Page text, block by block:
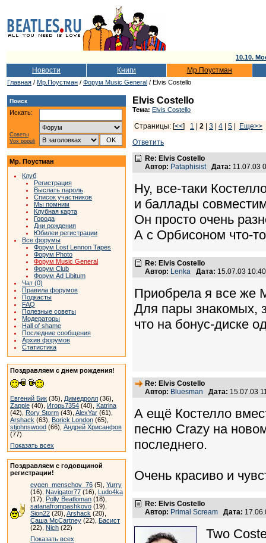
10.10.
Новости Книги Мр.Поустман
Главная / Мр.Поустман / Форум Music General / Elvis Costello
Поиск
Искать:
Советы
Vox populi
Мр. Поустман
Клуб
Регистрация
Выслать пароль
Список участников
Мы помним
Клубная карта
Города
Дни рождения
Юбилеи регистрации
Все форумы
Форум Lost Lennon Tapes
Форум Photo
Форум Music General
Форум Club
Форум Ad Libitum
Чат (0)
Правила форумов
Подкасты
FAQ
Полезные советы
Модераторы
Hall of shame
Последние сообщения
Архив форумов
Статистика
Поздравляем с днем рождения!
Евгений Бик (35), Димедролл (36),
Zapple (40), Игорь7354 (40), Katrina
(42), Rory Storm (43), AlexYar (61),
Arshack (63), Borick London (65),
stjohnswood (66), Андрей Хрисанфов
(77)
Показать всех
Поздравляем с годовщиной
регистрации!
evgen_menschov_76 (5), Yurry
(16), Navigator77 (16), Ludo4ka
(17), Polly Beatloman (18),
satanafrompashkovo (19),
Sion22 (20), Arshack (20),
Саша McCartney (22), Басист
(22), Nich (22)
Показать всех
Elvis Costello
Тема: Elvis Costello
Страницы: [<<] 1 2 3 4 5
Еще>>
Ответить
Re: Elvis Costello
Автор: Pataphisist Дата: 11.07.03
Ну, все-таки
и баллады
Он просто очень
А с Орбисоном что-
Re: Elvis Costello
Автор: Lenka Дата: 15.07.03
Приобрела я все же
Для пары знакомых,
что на бонус-диске
Re: Elvis Costello
Автор: Bluesman Дата: 15.07.03
А ещё Костелло
песню Crazy на
последнего.
Очень красиво и
Re: Elvis Costello
Автор: Primal Scream Дата:
Two